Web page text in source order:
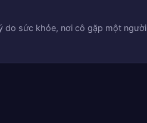
do sức khỏe, nơi cô gặp một người